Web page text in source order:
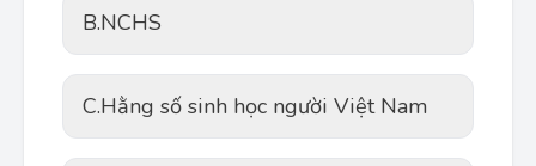
B.NCHS
C.Hằng số sinh học người Việt Nam